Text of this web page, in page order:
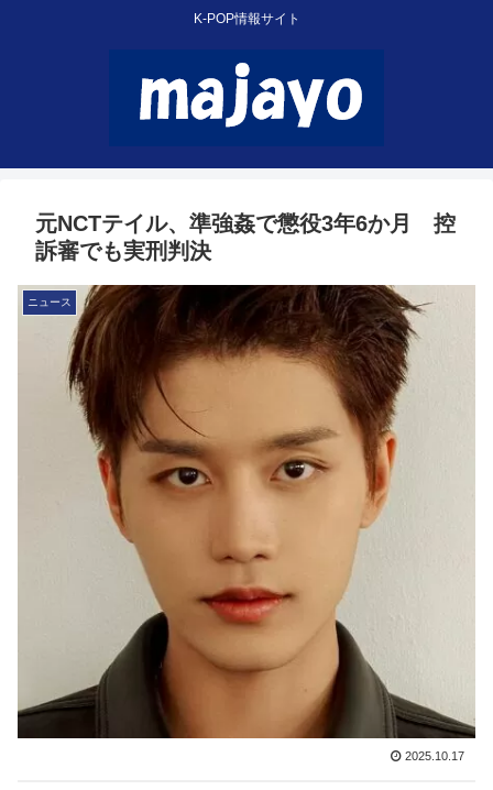
K-POP情報サイト
元NCTテイル、準強姦で懲役3年6か月 控
訴審でも実刑判決
ニュース
2025.10.17